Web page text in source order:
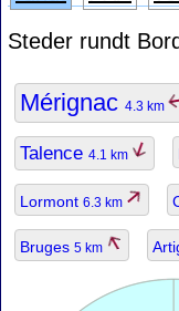
Steder rundt
Mérignac 4.3 km
Talence 4.1 km
Lormont 6.3 km
Bruges 5 km